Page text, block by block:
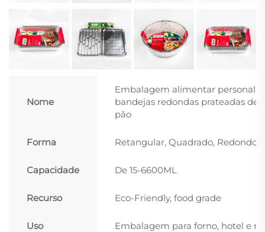
Nome
Embalagem alimentar
bandejas redondas prateadas
pão
Forma Retangular, Quadrado, Redondo,
Capacidade De 15-6600ML
Recurso Eco-Friendly, food grade
Uso Embalagem para forno, hotel e